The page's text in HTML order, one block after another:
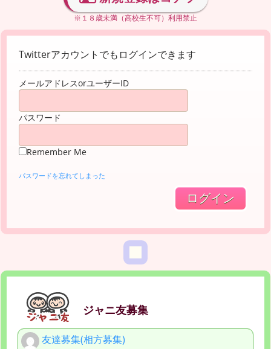
※１８歳未満（高校生不可）利用禁止
Twitterアカウントでもログインできます
メールアドレスorユーザーID
パスワード
Remember Me
パスワードを忘れてしまった
ジャニ友募集
友達募集(相方募集)